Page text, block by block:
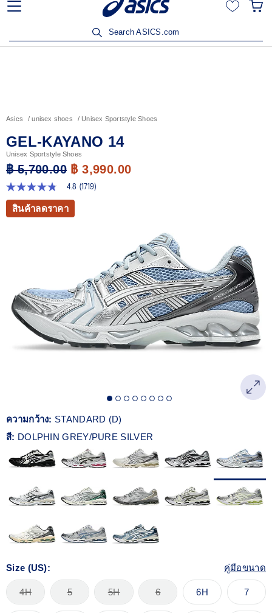
ลูกค้าวิริยะประกันภัยรับส่วนลด 15% เมื่อซื้อสินค้าครบ 3,500
Search ASICS.com
Asics unisex shoes Unisex Sportstyle Shoes
GEL-KAYANO 14
Unisex Sportstyle Shoes
฿ 5,700.00 ฿ 3,990.00
4.8
จาก
ดาว
ลิงก์
หน้า
เดียวกัน
4.8 (1719)
สินค้าลดราคา
ความกว้าง: STANDARD (D)
สี: DOLPHIN GREY/PURE SILVER
Size (US): คู่มือขนาด
4H 5 5H 6 6H 7